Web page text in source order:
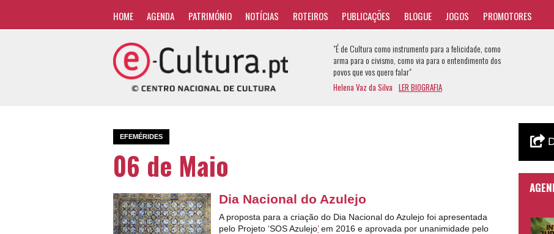
HOME AGENDA PATRIMÓNIO NOTÍCIAS ROTEIROS PUBLICAÇÕES BLOGUE JOGOS PROMOTORES
"É de Cultura como instrumento para a felicidade, como
arma para o civismo, como via para o entendimento dos
povos que vos quero falar"
Helena Vaz da Silva LER BIOGRAFIA
EFEMÉRIDES
06 de Maio
Dia Nacional do Azulejo
A proposta para a criação do Dia Nacional do Azulejo foi apresentada
pelo Projeto ‘SOS Azulejo’em 2016 e aprovada por unanimidade pelo